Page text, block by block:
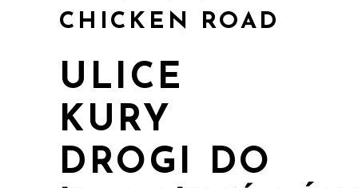
CHICKEN ROAD
ULICE
KURY
DROGI DO